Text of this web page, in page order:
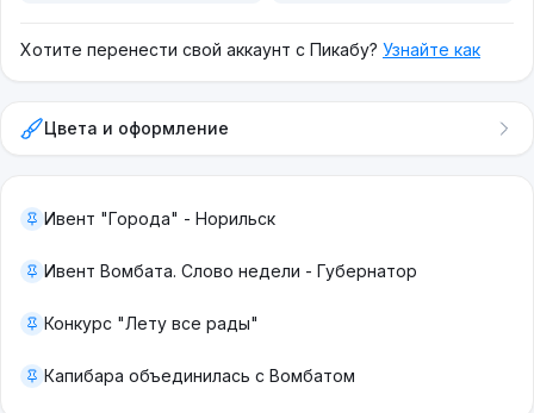
Хотите перенести свой аккаунт с Пикабу? Узнайте как
Цвета и оформление
Ивент "Города" - Норильск
Ивент Вомбата. Слово недели - Губернатор
Конкурс "Лету все рады"
Капибара объединилась с Вомбатом